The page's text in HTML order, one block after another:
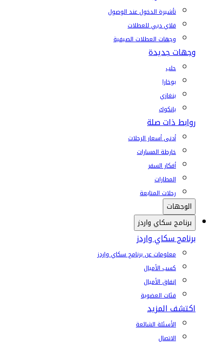
تأشيرة الدخول عند الوصول
فلاي دبي للعطلات
وجهات العطلات الصيفية
وجهات جديدة
حلب
بوخارا
بنغازي
بانكوك
روابط ذات صلة
أدنى أسعار الرحلات
خارطة المسارات
أفكار السفر
المطارات
رحلات المتابعة
الوجهات
برنامج سكاي واردز
برنامج سكاي واردز
معلومات عن برنامج سكاي واردز
كسب الأميال
إنفاق الأميال
فئات العضوية
اكتشف المزيد
الأسئلة الشائعة
الاتصال